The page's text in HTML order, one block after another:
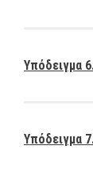
Υπόδειγμα
Υπόδειγμα